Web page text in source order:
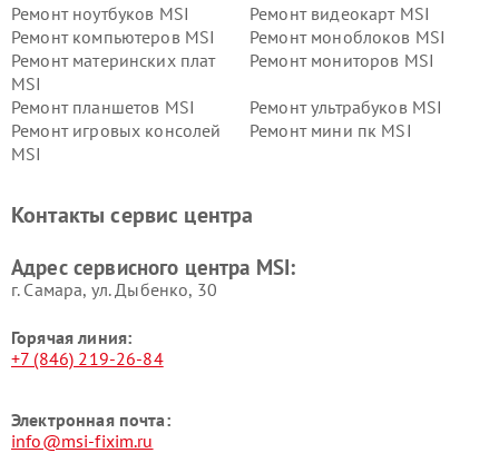
Ремонт ноутбуков MSI
Ремонт видеокарт MSI
Ремонт компьютеров MSI
Ремонт моноблоков MSI
Ремонт материнских плат
MSI
Ремонт мониторов MSI
Ремонт планшетов MSI
Ремонт ультрабуков MSI
Ремонт игровых консолей
MSI
Ремонт мини пк MSI
Контакты сервис центра
Адрес сервисного центра MSI:
г. Самара, ул. Дыбенко, 30
Горячая линия:
+7 (846) 219-26-84
Электронная почта:
info@msi-fixim.ru